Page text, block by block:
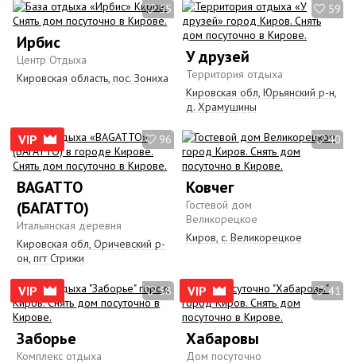
55
Ирбис
Центр Отдыха
Кировская область, пос. Зониха
59
У друзей
Территория отдыха
Кировская обл, Юрьянский р-н,
д. Храмушины
VIP 96
BAGATTO
(БАГАТТО)
Итальянская деревня
Кировская обл, Оричевский р-
он, пгт Стрижи
40
Ковчег
Гостевой дом
Великорецкое
Киров, с. Великорецкое
VIP 58
Заборье
Комплекс отдыха
VIP 41
Хабаровы
Дом посуточно